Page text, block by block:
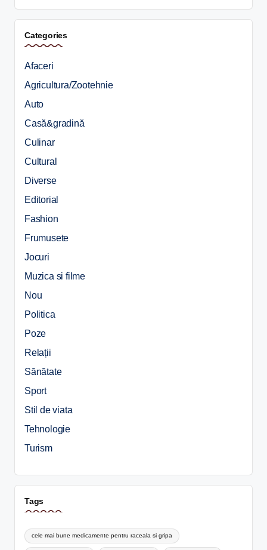
Categories
Afaceri
Agricultura/Zootehnie
Auto
Casă&gradină
Culinar
Cultural
Diverse
Editorial
Fashion
Frumusete
Jocuri
Muzica si filme
Nou
Politica
Poze
Relații
Sănătate
Sport
Stil de viata
Tehnologie
Turism
Tags
cele mai bune medicamente pentru raceala si gripa